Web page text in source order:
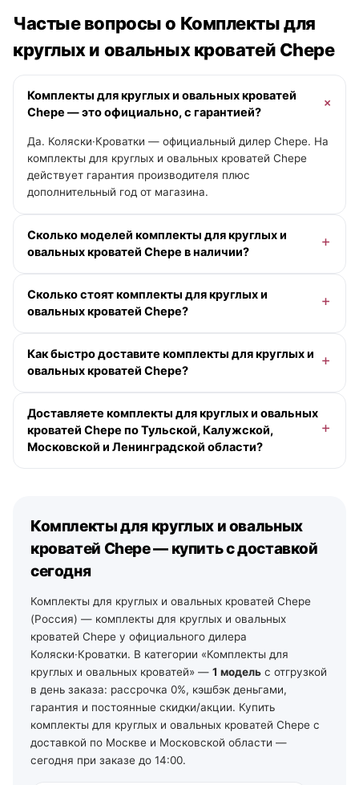
Частые вопросы о Комплекты для
круглых и овальных кроватей Chepe
Комплекты для круглых и овальных кроватей
Chepe — это официально, с гарантией?
Да. Коляски·Кроватки — официальный дилер Chepe. На
комплекты для круглых и овальных кроватей Chepe
действует гарантия производителя плюс
дополнительный год от магазина.
Сколько моделей комплекты для круглых и
овальных кроватей Chepe в наличии?
кроватей» у Chepe — 1 модель. Актуальные цены и
помощь с выбором — у менеджера онлайн.
Сколько стоят комплекты для круглых и
овальных кроватей Chepe?
деньгами. Точную цену под вашу комплектацию
подскажет менеджер.
Как быстро доставите комплекты для круглых и
овальных кроватей Chepe?
13:00 в будний день доставим сегодня (если в
наличии), позже — на ближайший рабочий день,
бесплатно от 10 000 ₽ в пределах МКАД. По Санкт-
Доставляете комплекты для круглых и овальных
кроватей Chepe по Тульской, Калужской,
Московской и Ленинградской области?
Дзержинского, 35): самовывоз из зала на следующий
день после подтверждения заказа, доставка по городу
— от 490 ₽, по области — уточняйте у менеджеров. По
Ленинградской области — от 2 рабочих дней со своего
Комплекты для круглых и овальных
кроватей Chepe — купить с доставкой
сегодня
Комплекты для круглых и овальных кроватей Chepe
(Россия) — комплекты для круглых и овальных
кроватей Chepe у официального дилера
Коляски·Кроватки. В категории «Комплекты для
круглых и овальных кроватей» — 1 модель с отгрузкой
в день заказа: рассрочка 0%, кэшбэк деньгами,
гарантия и постоянные скидки/акции. Купить
комплекты для круглых и овальных кроватей Chepe с
доставкой по Москве и Московской области —
сегодня при заказе до 14:00.